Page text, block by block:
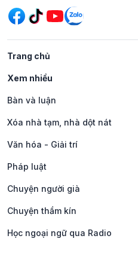
Trang chủ
Xem nhiều
Bàn và luận
Xóa nhà tạm, nhà dột nát
Văn hóa - Giải trí
Pháp luật
Chuyện người già
Chuyện thầm kín
Học ngoại ngữ qua Radio